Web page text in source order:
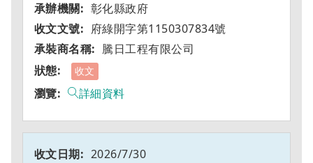
彰化縣政府
府綠開字第1150307834號
騰日工程有限公司
收文
詳細資料
2026/7/30